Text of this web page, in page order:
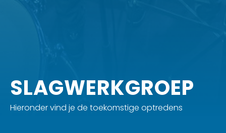
SLAGWERKGROEP
Hieronder vind je de toekomstige optredens